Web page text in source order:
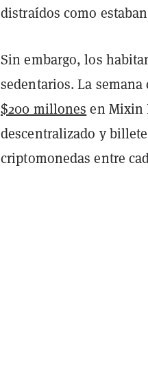
distraídos como
Sin embargo, los
sedentarios. La semana
$200 millones en Mixin
descentralizado y
criptomonedas entre